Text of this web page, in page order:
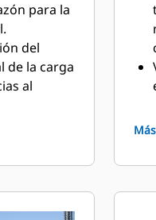
para la
del
de la carga
al
topes de